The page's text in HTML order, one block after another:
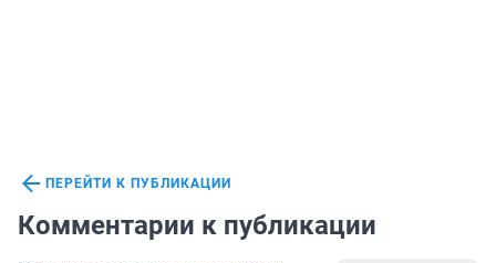
ПЕРЕЙТИ К ПУБЛИКАЦИИ
Комментарии к публикации